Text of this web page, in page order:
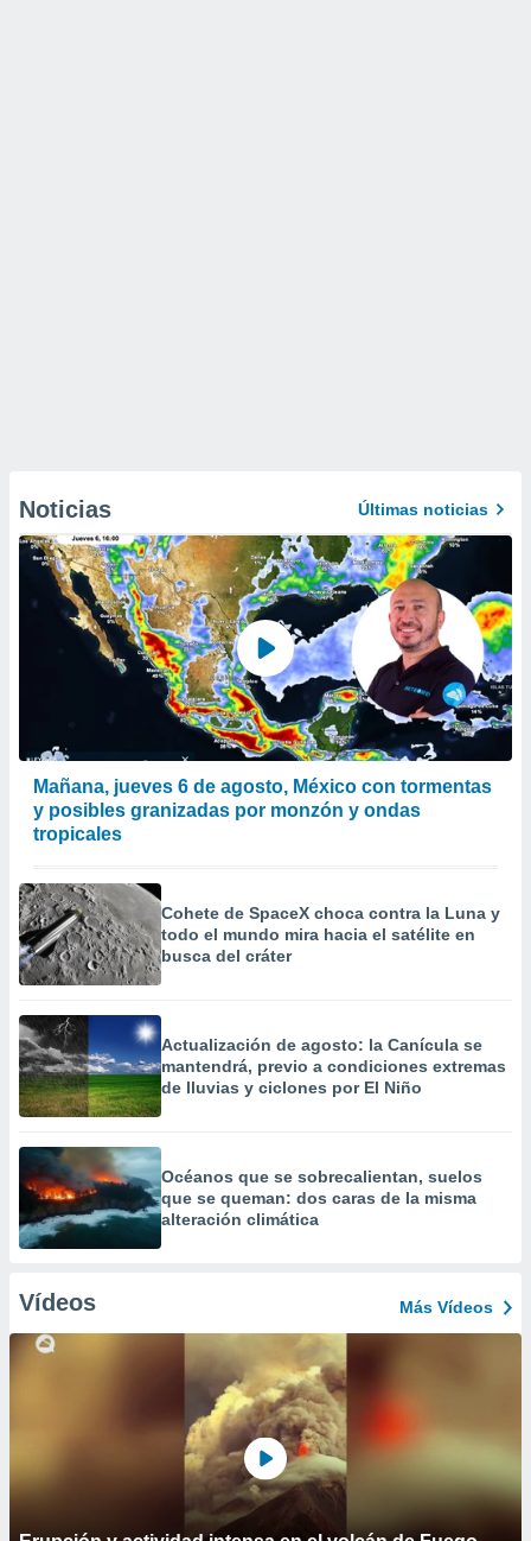
Noticias Últimas noticias
Mañana, jueves 6 de agosto, México con tormentas
y posibles granizadas por monzón y ondas
tropicales
Cohete de SpaceX choca contra la Luna y
todo el mundo mira hacia el satélite en
busca del cráter
Actualización de agosto: la Canícula se
mantendrá, previo a condiciones extremas
de lluvias y ciclones por El Niño
Océanos que se sobrecalientan, suelos
que se queman: dos caras de la misma
alteración climática
Vídeos Más Vídeos